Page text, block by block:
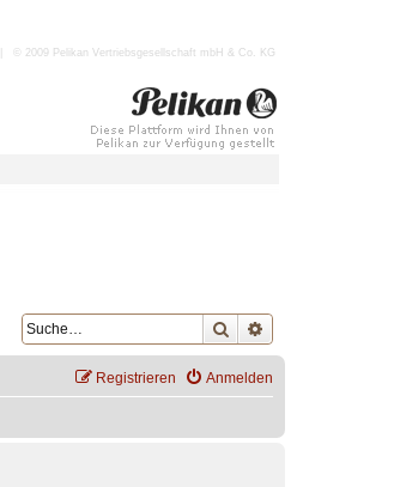
| © 2009 Pelikan Vertriebsgesellschaft mbH & Co. KG
Suche
Anmelden
Registrieren